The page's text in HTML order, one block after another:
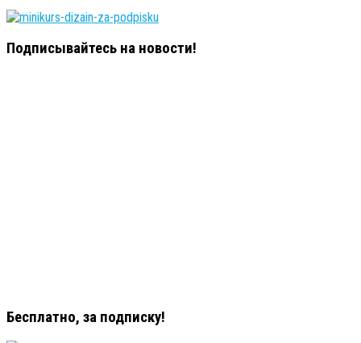
Подписывайтесь на новости!
Бесплатно, за подписку!